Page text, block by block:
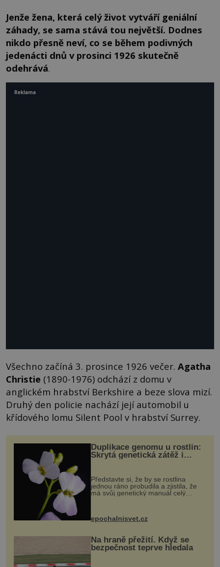
Jenže žena, která celý život vytváří geniální
záhady, se sama stává tou největší. Dodnes
nikdo přesně neví, co se během podivných
jedenácti dnů v prosinci 1926 skutečně
odehrává.
Všechno začíná 3. prosince 1926 večer. Agatha
Christie (1890-1976) odchází z domu v
anglickém hrabství Berkshire a beze slova mizí.
Druhý den policie nachází její automobil u
křídového lomu Silent Pool v hrabství Surrey.
Duplikace genomu u rostlin:
Skrytá genetická zátěž i
Představte si, že by se rostlina
jednou ráno probudila a zjistila, že
má svůj genetický manuál celý
vstupenka...
epochalnisvet.cz
Na hraně přežití. Když se
bezpečnost teprve hledala
Reklama